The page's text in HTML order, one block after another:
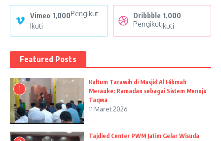
Vimeo 1,000Pengikut
Ikuti
Dribbble 1,000
PengikutIkuti
Featured Posts
1
Kultum Tarawih di Masjid Al Hikmah
Merauke: Ramadan sebagai Sistem Menuju
Taqwa
11 Maret 2026
Tajdied Center PWM Jatim Gelar Wisuda